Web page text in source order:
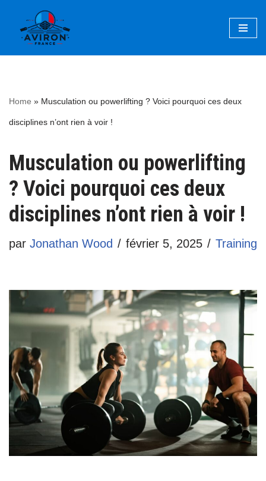
Aller
au
Home » Musculation ou powerlifting ? Voici pourquoi ces deux
disciplines n’ont rien à voir !
Musculation ou powerlifting
? Voici pourquoi ces deux
disciplines n’ont rien à voir !
par Jonathan Wood février 5, 2025 Training